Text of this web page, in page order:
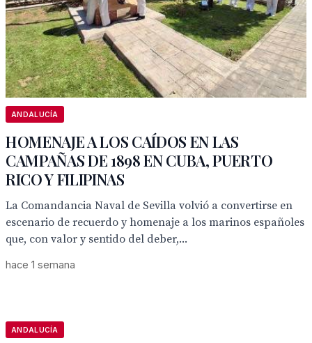
ANDALUCÍA
HOMENAJE A LOS CAÍDOS EN LAS
CAMPAÑAS DE 1898 EN CUBA, PUERTO
RICO Y FILIPINAS
La Comandancia Naval de Sevilla volvió a convertirse en
escenario de recuerdo y homenaje a los marinos españoles
que, con valor y sentido del deber,...
hace 1 semana
ANDALUCÍA